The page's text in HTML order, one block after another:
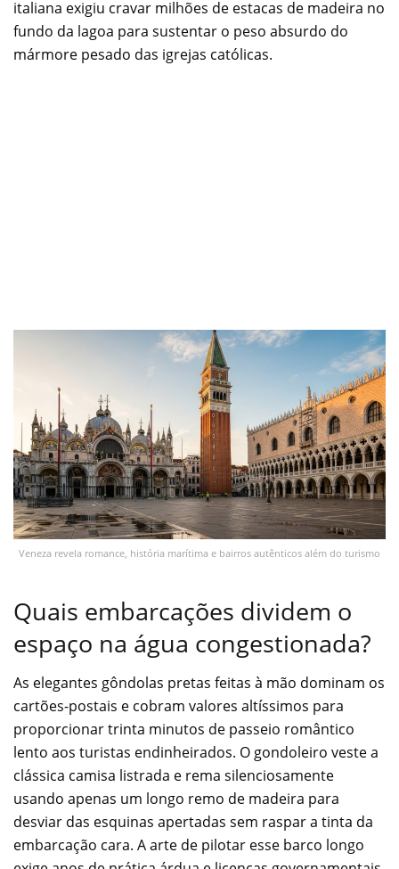
italiana exigiu cravar milhões de estacas de madeira no
fundo da lagoa para sustentar o peso absurdo do
mármore pesado das igrejas católicas.
Veneza revela romance, história marítima e bairros autênticos além do turismo
Quais embarcações dividem o
espaço na água congestionada?
As elegantes gôndolas pretas feitas à mão dominam os
cartões-postais e cobram valores altíssimos para
proporcionar trinta minutos de passeio romântico
lento aos turistas endinheirados. O gondoleiro veste a
clássica camisa listrada e rema silenciosamente
usando apenas um longo remo de madeira para
desviar das esquinas apertadas sem raspar a tinta da
embarcação cara. A arte de pilotar esse barco longo